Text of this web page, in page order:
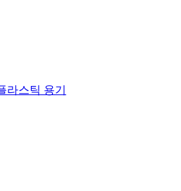
라스틱 용기